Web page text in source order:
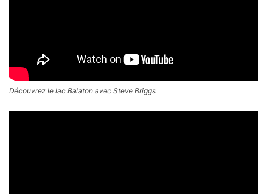
Découvrez le lac Balaton avec Steve Briggs